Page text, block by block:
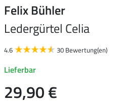
Felix Bühler
Ledergürtel Celia
4.6 30 Bewertung(en)
Lieferbar
29,90 €